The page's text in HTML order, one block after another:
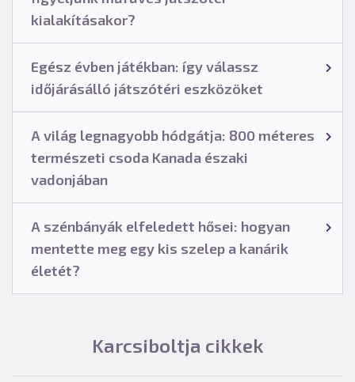
kialakításakor?
Egész évben játékban: így válassz
időjárásálló játszótéri eszközöket
A világ legnagyobb hódgátja: 800 méteres
természeti csoda Kanada északi
vadonjában
A szénbányák elfeledett hősei: hogyan
mentette meg egy kis szelep a kanárik
életét?
Karcsiboltja cikkek